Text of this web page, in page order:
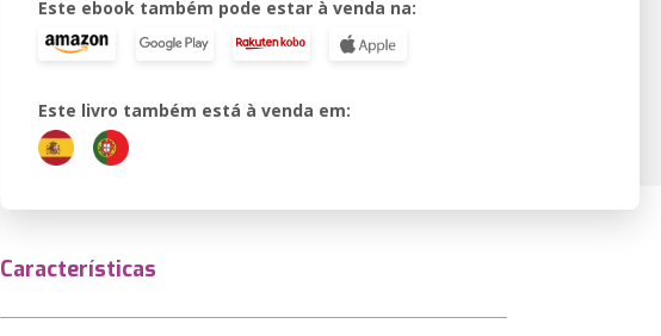
Este ebook também pode estar à venda na:
Este livro também está à venda em:
Características